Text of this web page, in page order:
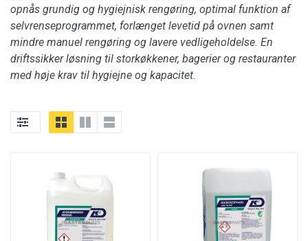
opnås grundig og hygiejnisk rengøring, optimal funktion af
selvrenseprogrammet, forlænget levetid på ovnen samt
mindre manuel rengøring og lavere vedligeholdelse. En
driftssikker løsning til storkøkkener, bagerier og restauranter
med høje krav til hygiejne og kapacitet.